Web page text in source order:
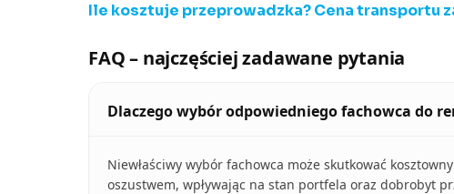
Ile kosztuje przeprowadzka? Cena transportu
FAQ – najczęściej zadawane pytania
Dlaczego wybór odpowiedniego fachowca do
Niewłaściwy wybór fachowca może skutkować
oszustwem, wpływając na stan portfela oraz dobrobyt